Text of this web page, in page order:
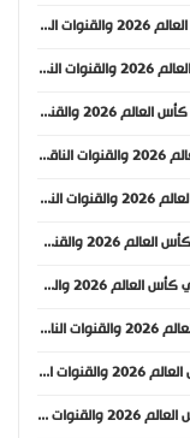
موعد مباراة فرنسا والسنغال في كأس العالم 2026 والقنوات الناقلة
موعد مباراة إيران ونيوزيلندا في كأس العالم 2026 والقنوات الناقلة
موعد مباراة السعودية وأوروغواي في كأس العالم 2026 والقنوات الناقلة
موعد مباراة بلجيكا ومصر في كأس العالم 2026 والقنوات الناقلة
موعد مباراة السويد وتونس في كأس العالم 2026 والقنوات الناقلة
موعد مباراة إسبانيا والرأس الأخضر في كأس العالم 2026 والقنوات الناقلة
موعد مباراة ساحل العاج والإكوادور في كأس العالم 2026 والقنوات الناقلة
موعد مباراة أستراليا وتركيا في كأس العالم 2026 والقنوات الناقلة
موعد مباراة ألمانيا وكوراساو في كأس العالم 2026 والقنوات الناقلة
موعد مباراة هايتي واسكتلندا في كأس العالم 2026 والقنوات الناقلة